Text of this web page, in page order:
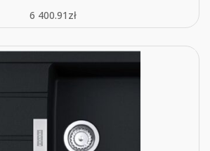
6 400.91 zł